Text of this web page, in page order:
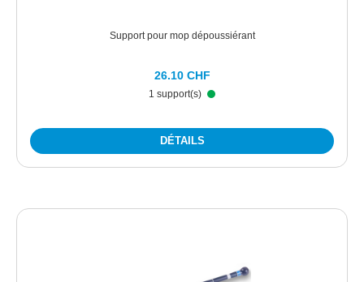
Support pour mop dépoussiérant
1 support(s)
26.10 CHF
DÉTAILS